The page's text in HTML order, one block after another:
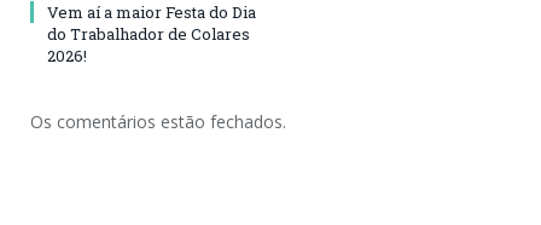
Vem aí a maior Festa do Dia
do Trabalhador de Colares
2026!
Os comentários estão fechados.